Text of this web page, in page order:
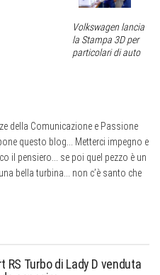
Volkswagen lancia
la Stampa 3D per
particolari di auto
della Comunicazione e Passione
questo blog... Metterci impegno e
il pensiero... se poi quel pezzo è un
bella turbina... non c’è santo che
RS Turbo di Lady D venduta